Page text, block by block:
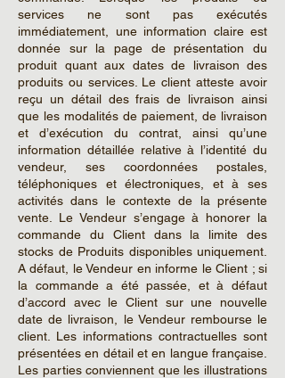
services ne sont pas exécutés
immédiatement, une information claire est
donnée sur la page de présentation du
produit quant aux dates de livraison des
produits ou services. Le client atteste avoir
reçu un détail des frais de livraison ainsi
que les modalités de paiement, de livraison
et d’exécution du contrat, ainsi qu’une
information détaillée relative à l’identité du
vendeur, ses coordonnées postales,
téléphoniques et électroniques, et à ses
activités dans le contexte de la présente
vente. Le Vendeur s’engage à honorer la
commande du Client dans la limite des
stocks de Produits disponibles uniquement.
A défaut, le Vendeur en informe le Client ; si
la commande a été passée, et à défaut
d’accord avec le Client sur une nouvelle
date de livraison, le Vendeur rembourse le
client. Les informations contractuelles sont
présentées en détail et en langue française.
Les parties conviennent que les illustrations